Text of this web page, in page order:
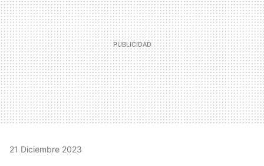
21 Diciembre 2023